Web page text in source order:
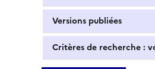
Versions publiées
Critères de recherche :